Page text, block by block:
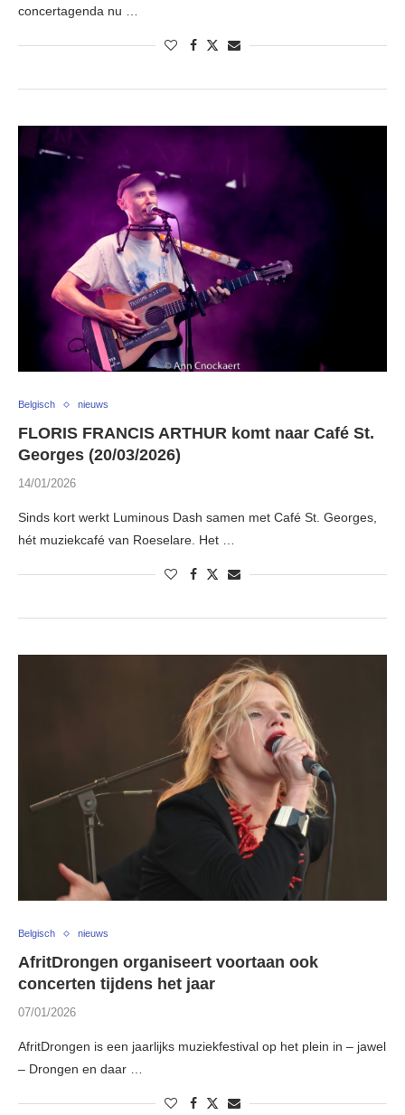
concertagenda nu …
Belgisch nieuws
FLORIS FRANCIS ARTHUR komt naar Café St.
Georges (20/03/2026)
14/01/2026
Sinds kort werkt Luminous Dash samen met Café St. Georges,
hét muziekcafé van Roeselare. Het …
Belgisch nieuws
AfritDrongen organiseert voortaan ook
concerten tijdens het jaar
07/01/2026
AfritDrongen is een jaarlijks muziekfestival op het plein in – jawel
– Drongen en daar …